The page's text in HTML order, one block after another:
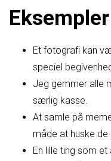
Et fotografi kan
speciel
Jeg gemmer alle
særlig kasse.
At samle på
måde at huske de
En lille ting som